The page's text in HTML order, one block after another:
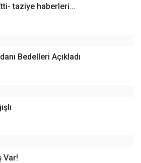
taziye haberleri...
Bedelleri Açıkladı
Var!